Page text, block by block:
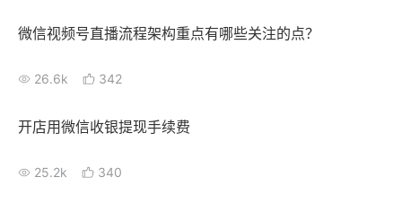
有赞春季发布会 实干家直播间
新零售大会
微信视频号直播流程架构重点有哪些关注的点？
26.6k 342
开店用微信收银提现手续费
25.2k 340